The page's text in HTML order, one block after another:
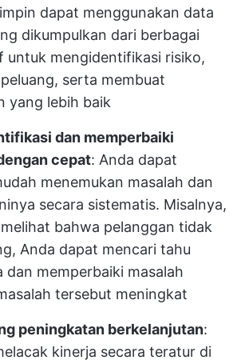
dapat menggunakan data
dikumpulkan dari berbagai
untuk mengidentifikasi risiko,
serta membuat
yang lebih baik
dan memperbaiki
cepat: Anda dapat
menemukan masalah dan
secara sistematis. Misalnya,
bahwa pelanggan tidak
Anda dapat mencari tahu
dan memperbaiki masalah
tersebut meningkat
peningkatan berkelanjutan:
kinerja secara teratur di